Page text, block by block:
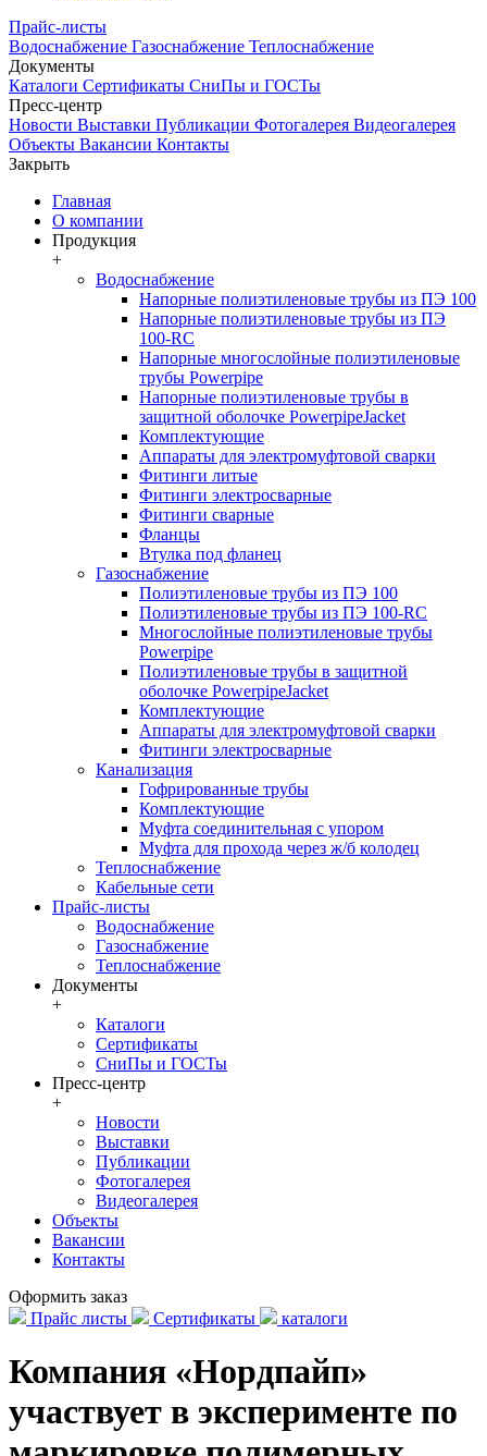
Прайс-листы
Водоснабжение Газоснабжение Теплоснабжение
Документы
Каталоги Сертификаты СниПы и ГОСТы
Пресс-центр
Новости Выставки Публикации Фотогалерея Видеогалерея
Объекты Вакансии Контакты
Закрыть
Главная
О компании
Продукция
+
Водоснабжение
Напорные полиэтиленовые трубы из ПЭ 100
Напорные полиэтиленовые трубы из ПЭ
100-RC
Напорные многослойные полиэтиленовые
трубы Powerpipe
Напорные полиэтиленовые трубы в
защитной оболочке PowerpipeJacket
Комплектующие
Аппараты для электромуфтовой сварки
Фитинги литые
Фитинги электросварные
Фитинги сварные
Фланцы
Втулка под фланец
Газоснабжение
Полиэтиленовые трубы из ПЭ 100
Полиэтиленовые трубы из ПЭ 100-RC
Многослойные полиэтиленовые трубы
Powerpipe
Полиэтиленовые трубы в защитной
оболочке PowerpipeJacket
Комплектующие
Аппараты для электромуфтовой сварки
Фитинги электросварные
Канализация
Гофрированные трубы
Комплектующие
Муфта соединительная с упором
Муфта для прохода через ж/б колодец
Теплоснабжение
Кабельные сети
Прайс-листы
Водоснабжение
Газоснабжение
Теплоснабжение
Документы
+
Каталоги
Сертификаты
СниПы и ГОСТы
Пресс-центр
+
Новости
Выставки
Публикации
Фотогалерея
Видеогалерея
Объекты
Вакансии
Контакты
Оформить заказ
Прайс листы
Сертификаты каталоги
Компания «Нордпайп»
участвует в эксперименте по